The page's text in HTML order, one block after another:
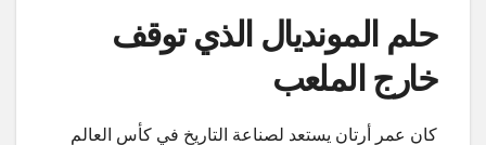
حلم المونديال الذي توقف
خارج الملعب
كان عمر أرتان يستعد لصناعة التاريخ في كأس العالم